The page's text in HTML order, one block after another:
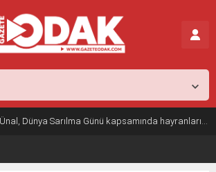
Tuğba Ünal, Dünya Sarılma Günü kapsamında hayranlarıyla buluştu